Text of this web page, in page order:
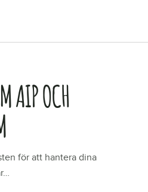
AIP OCH
för att hantera dina